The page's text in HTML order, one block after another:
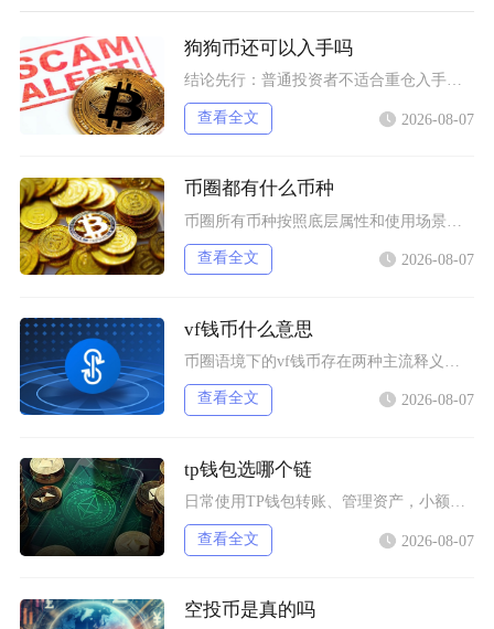
狗狗币还可以入手吗
结论先行：普通投资者不适合重仓入手狗狗币，仅能拿出总资产极小比例做短期情绪博弈，长线持仓性
查看全文 2026-08-07
币圈都有什么币种
查看全文 2026-08-07
vf钱币什么意思
查看全文 2026-08-07
tp钱包选哪个链
日常使用TP钱包转账、管理资产，小额稳定币互转优先选择波场TRC20；币安生态内交互、参与
查看全文 2026-08-07
空投币是真的吗